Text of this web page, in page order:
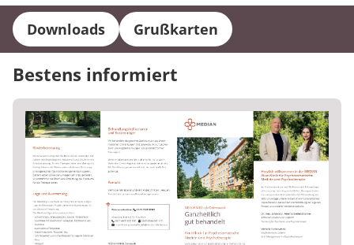
Downloads Grußkarten
Bestens informiert